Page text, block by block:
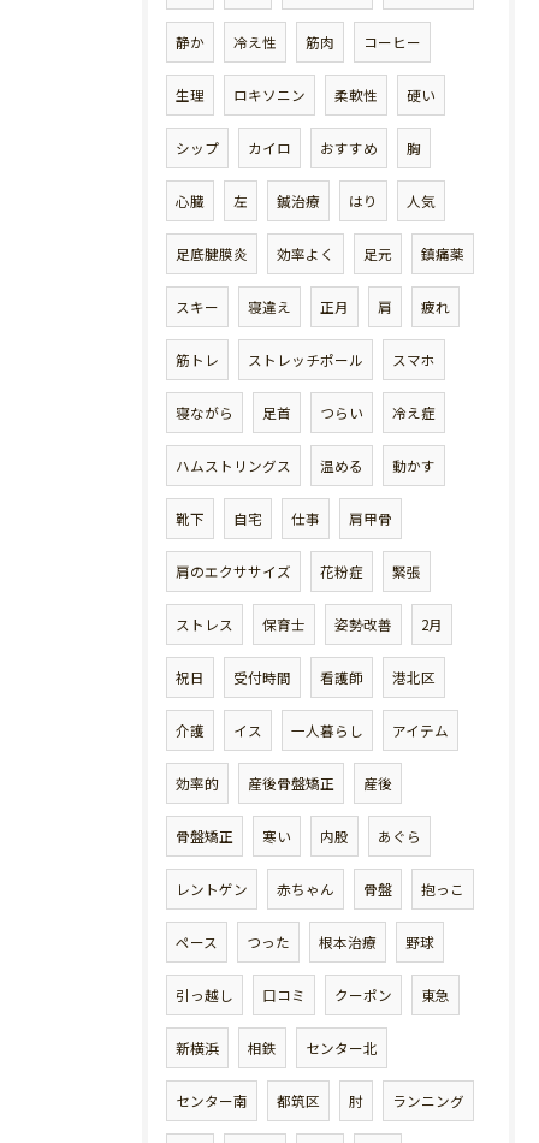
静か 冷え性 筋肉 コーヒー
生理 ロキソニン 柔軟性 硬い
シップ カイロ おすすめ 胸
心臓 左 鍼治療 はり 人気
足底腱膜炎 効率よく 足元 鎮痛薬
スキー 寝違え 正月 肩 疲れ
筋トレ ストレッチポール スマホ
寝ながら 足首 つらい 冷え症
ハムストリングス 温める 動かす
靴下 自宅 仕事 肩甲骨
肩のエクササイズ 花粉症 緊張
ストレス 保育士 姿勢改善 2月
祝日 受付時間 看護師 港北区
介護 イス 一人暮らし アイテム
効率的 産後骨盤矯正 産後
骨盤矯正 寒い 内股 あぐら
レントゲン 赤ちゃん 骨盤 抱っこ
ペース つった 根本治療 野球
引っ越し 口コミ クーポン 東急
新横浜 相鉄 センター北
センター南 都筑区 肘 ランニング